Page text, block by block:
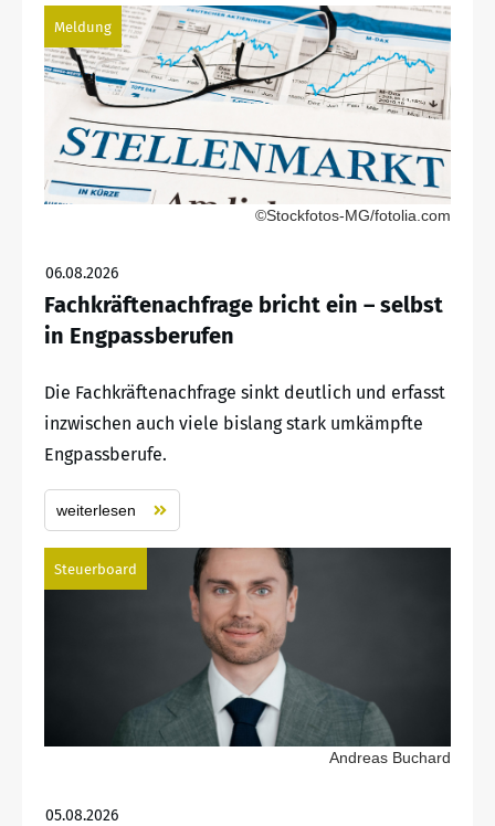
Meldung
©Stockfotos-MG/fotolia.com
06.08.2026
Fachkräftenachfrage bricht ein – selbst
in Engpassberufen
Die Fachkräftenachfrage sinkt deutlich und erfasst
inzwischen auch viele bislang stark umkämpfte
Engpassberufe.
weiterlesen
Steuerboard
Andreas Buchard
05.08.2026